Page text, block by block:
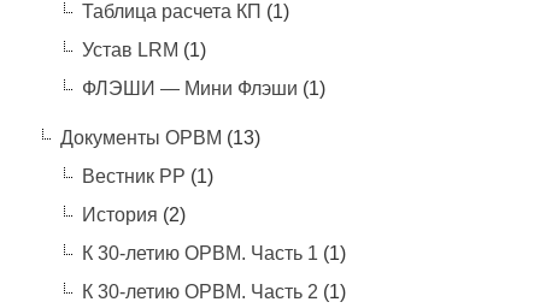
Таблица расчета КП (1)
Устав LRM (1)
ФЛЭШИ — Мини Флэши (1)
Документы ОРВМ (13)
Вестник РР (1)
История (2)
К 30-летию ОРВМ. Часть 1 (1)
К 30-летию ОРВМ. Часть 2 (1)